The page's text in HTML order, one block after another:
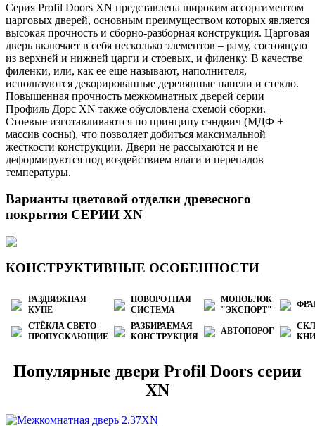
Серия Profil Doors XN представлена широким ассортиментом
царговых дверей, основным преимуществом которых является
высокая прочность и сборно-разборная конструкция. Царговая
дверь включает в себя несколько элементов – раму, состоящую
из верхней и нижней царги и стоевых, и филенку. В качестве
филенки, или, как ее еще называют, наполнителя,
используются декорированные деревянные панели и стекло.
Повышенная прочность межкомнатных дверей серии
Профиль Дорс XN также обусловлена схемой сборки.
Стоевые изготавливаются по принципу сэндвич (МДФ +
массив сосны), что позволяет добиться максимальной
жесткости конструкции. Двери не рассыхаются и не
деформируются под воздействием влаги и перепадов
температуры.
Варианты цветовой отделки древесного
покрытия СЕРИИ XN
КОНСТРУКТИВНЫЕ ОСОБЕННОСТИ
РАЗДВИЖНАЯ
КУПЕ
ПОВОРОТНАЯ
СИСТЕМА
МОНОБЛОК
"ЭКСПОРТ"
СТЁКЛА СВЕТО-
ПРОПУСКАЮЩИЕ
РАЗБИРАЕМАЯ
КОНСТРУКЦИЯ
АВТОПОРОГ
Популярные двери Profil Doors серии
XN